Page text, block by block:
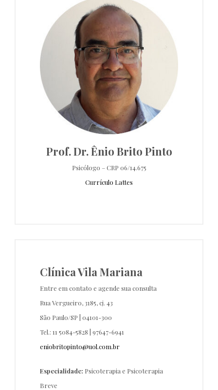
Prof. Dr. Ênio Brito Pinto
Psicólogo – CRP 06/14.675
Currículo Lattes
Clínica Vila Mariana
Entre em contato e agende sua consulta
Rua Vergueiro, 3185, cj. 43
São Paulo/SP | 04101-300
Tel.: 11 5084-5828 | 97647-6941
eniobritopinto@uol.com.br
Especialidade: Psicoterapia e Psicoterapia
Breve